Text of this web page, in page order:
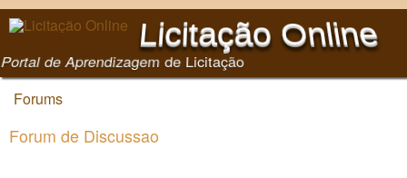
Pular para o conteúdo
principal
Licitação Online
Portal de Aprendizagem de Licitação
Você está aqui
Forums
Forum de Discussao